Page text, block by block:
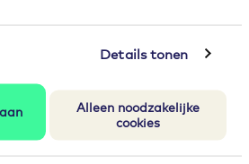
Details tonen
Alleen noodzakelijke
cookies